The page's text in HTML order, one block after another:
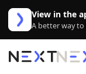
Aller au contenu
View in the
A better way